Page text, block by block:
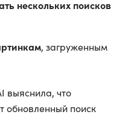
нескольких поисков
, загруженным
выяснила, что
обновленный поиск